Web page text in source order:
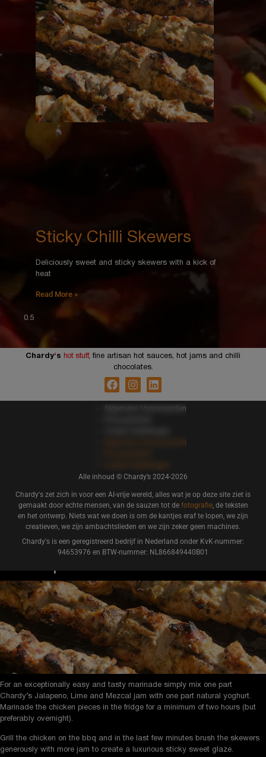
Sticky Chilli Skewers
Deliciously sweet and sticky skewers with a kick of
heat
Read More »
Chardy‘s hot stuff, fine artisan hot sauces, hot jams and chilli
chocolates.
Alle inhoud © Chardy’s 2024-2026
Algemene Voorwaarden
Algemene Voorwaarden
Chardy's zet zich in voor een AI-vrije wereld, alles wat je op deze site ziet is
gemaakt door echte mensen, van de sauzen tot de fotografie, de teksten
en het ontwerp. Niets wat we doen is om de kantjes eraf te lopen, we zijn
creatieven, we zijn ambachtslieden en we zijn zeker geen machines.
Chardy's is een geregistreerd bedrijf in Nederland onder KvK-nummer:
94653976 en BTW-nummer: NL866849440B01
For an exceptionally easy and tasty marinade simply mix one part
Chardy’s Jalapeno, Lime and Mezcal jam with one part natural yoghurt.
Marinade the chicken pieces in the fridge for a minimum of two hours (but
preferably overnight).
Grill the chicken on the bbq and in the last few minutes brush the skewers
generously with more jam to create a luxurious sticky sweet glaze.